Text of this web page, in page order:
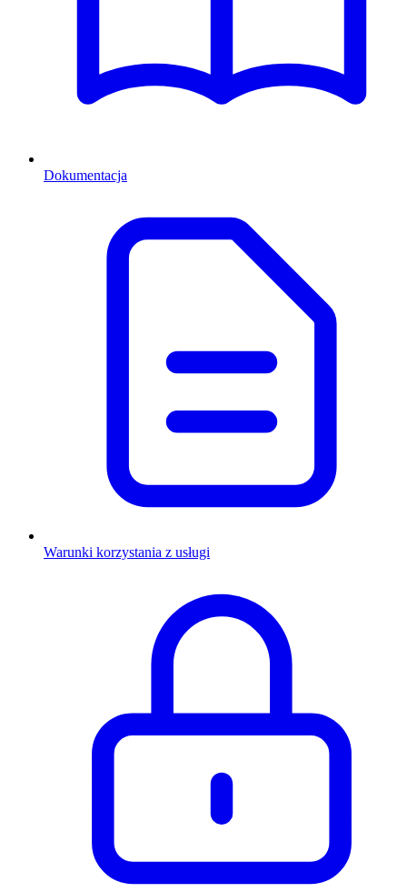
Dokumentacja
Warunki korzystania z usługi